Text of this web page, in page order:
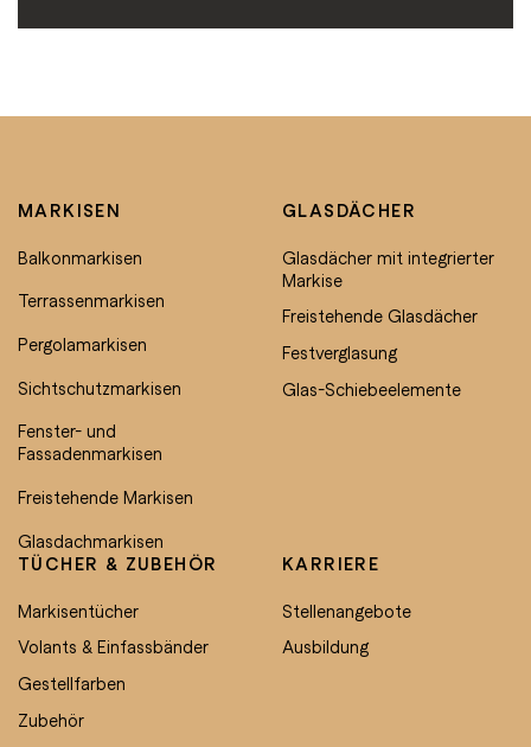
MARKISEN
Balkonmarkisen
Terrassenmarkisen
Pergolamarkisen
Sichtschutzmarkisen
Fenster- und
Fassadenmarkisen
Freistehende Markisen
Glasdachmarkisen
GLASDÄCHER
Glasdächer mit integrierter
Markise
Freistehende Glasdächer
Festverglasung
Glas-Schiebeelemente
TÜCHER & ZUBEHÖR
Markisentücher
Volants & Einfassbänder
Gestellfarben
Zubehör
KARRIERE
Stellenangebote
Ausbildung